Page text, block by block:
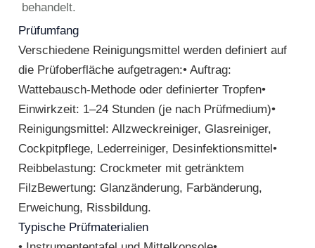
behandelt.
Prüfumfang
Verschiedene Reinigungsmittel werden definiert auf
die Prüfoberfläche aufgetragen:• Auftrag:
Wattebausch-Methode oder definierter Tropfen•
Einwirkzeit: 1–24 Stunden (je nach Prüfmedium)•
Reinigungsmittel: Allzweckreiniger, Glasreiniger,
Cockpitpflege, Lederreiniger, Desinfektionsmittel•
Reibbelastung: Crockmeter mit getränktem
FilzBewertung: Glanzänderung, Farbänderung,
Erweichung, Rissbildung.
Typische Prüfmaterialien